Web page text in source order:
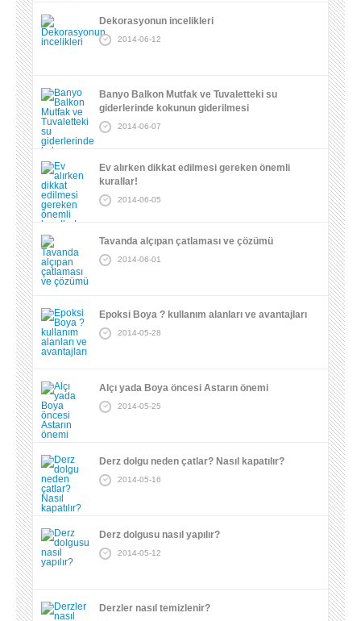
Dekorasyonun incelikleri
2014-06-12
Banyo Balkon Mutfak ve Tuvaletteki su
giderlerinde kokunun giderilmesi
2014-06-07
Ev alırken dikkat edilmesi gereken önemli
kurallar!
2014-06-05
Tavanda alçıpan çatlaması ve çözümü
2014-06-01
Epoksi Boya ? kullanım alanları ve avantajları
2014-05-28
Alçı yada Boya öncesi Astarın önemi
2014-05-25
Derz dolgu neden çatlar? Nasıl kapatılır?
2014-05-16
Derz dolgusu nasıl yapılır?
2014-05-12
Derzler nasıl temizlenir?